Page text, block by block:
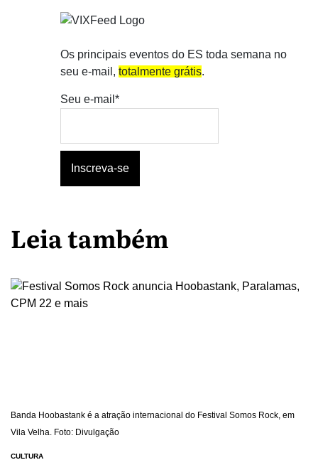
Os principais eventos do ES toda semana no
seu e-mail, totalmente grátis.
Seu e-mail*
Leia também
Banda Hoobastank é a atração internacional do Festival Somos Rock, em
Vila Velha. Foto: Divulgação
CULTURA